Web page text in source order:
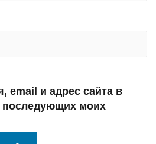
email и адрес сайта в
последующих моих